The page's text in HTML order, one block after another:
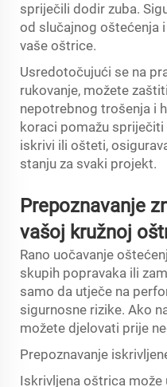
spriječili dodir zuba.
od slučajnog oštećenja
vaše oštrice.
Usredotočujući se na
rukovanje, možete
nepotrebnog trošenja i
koraci pomažu
iskrivi ili ošteti,
stanju za svaki projekt.
Prepoznavanje
vašoj kružnoj
Rano uočavanje
skupih popravaka ili
samo da utječe na
sigurnosne rizike. Ako
možete djelovati prije
Prepoznavanje
Iskrivljena oštrica može